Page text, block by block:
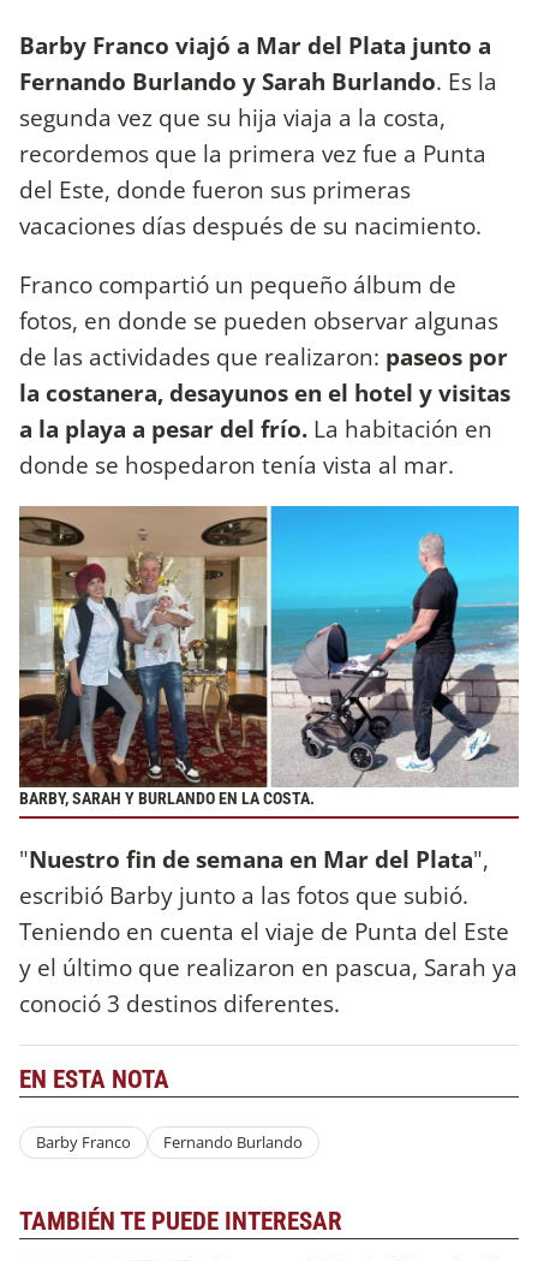
Barby Franco viajó a Mar del Plata junto a
Fernando Burlando y Sarah Burlando. Es la
segunda vez que su hija viaja a la costa,
recordemos que la primera vez fue a Punta
del Este, donde fueron sus primeras
vacaciones días después de su nacimiento.
Franco compartió un pequeño álbum de
fotos, en donde se pueden observar algunas
de las actividades que realizaron: paseos por
la costanera, desayunos en el hotel y visitas
a la playa a pesar del frío. La habitación en
donde se hospedaron tenía vista al mar.
BARBY, SARAH Y BURLANDO EN LA COSTA.
"Nuestro fin de semana en Mar del Plata",
escribió Barby junto a las fotos que subió.
Teniendo en cuenta el viaje de Punta del Este
y el último que realizaron en pascua, Sarah ya
conoció 3 destinos diferentes.
EN ESTA NOTA
Barby Franco Fernando Burlando
TAMBIÉN TE PUEDE INTERESAR